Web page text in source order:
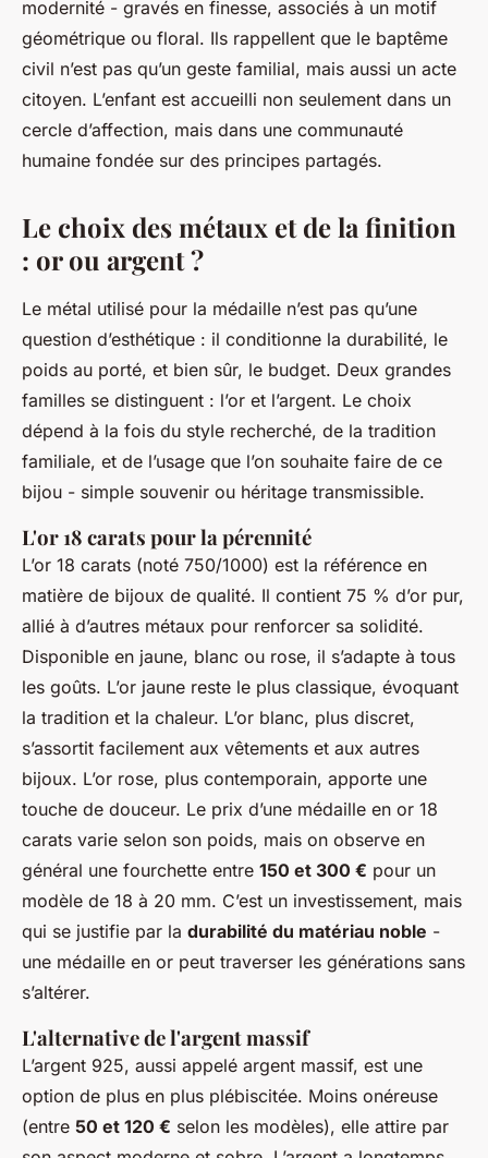
modernité - gravés en finesse, associés à un motif
géométrique ou floral. Ils rappellent que le baptême
civil n’est pas qu’un geste familial, mais aussi un acte
citoyen. L’enfant est accueilli non seulement dans un
cercle d’affection, mais dans une communauté
humaine fondée sur des principes partagés.
Le choix des métaux et de la finition
: or ou argent ?
Le métal utilisé pour la médaille n’est pas qu’une
question d’esthétique : il conditionne la durabilité, le
poids au porté, et bien sûr, le budget. Deux grandes
familles se distinguent : l’or et l’argent. Le choix
dépend à la fois du style recherché, de la tradition
familiale, et de l’usage que l’on souhaite faire de ce
bijou - simple souvenir ou héritage transmissible.
L'or 18 carats pour la pérennité
L’or 18 carats (noté 750/1000) est la référence en
matière de bijoux de qualité. Il contient 75 % d’or pur,
allié à d’autres métaux pour renforcer sa solidité.
Disponible en jaune, blanc ou rose, il s’adapte à tous
les goûts. L’or jaune reste le plus classique, évoquant
la tradition et la chaleur. L’or blanc, plus discret,
s’assortit facilement aux vêtements et aux autres
bijoux. L’or rose, plus contemporain, apporte une
touche de douceur. Le prix d’une médaille en or 18
carats varie selon son poids, mais on observe en
général une fourchette entre 150 et 300 € pour un
modèle de 18 à 20 mm. C’est un investissement, mais
qui se justifie par la durabilité du matériau noble -
une médaille en or peut traverser les générations sans
s’altérer.
L'alternative de l'argent massif
L’argent 925, aussi appelé argent massif, est une
option de plus en plus plébiscitée. Moins onéreuse
(entre 50 et 120 € selon les modèles), elle attire par